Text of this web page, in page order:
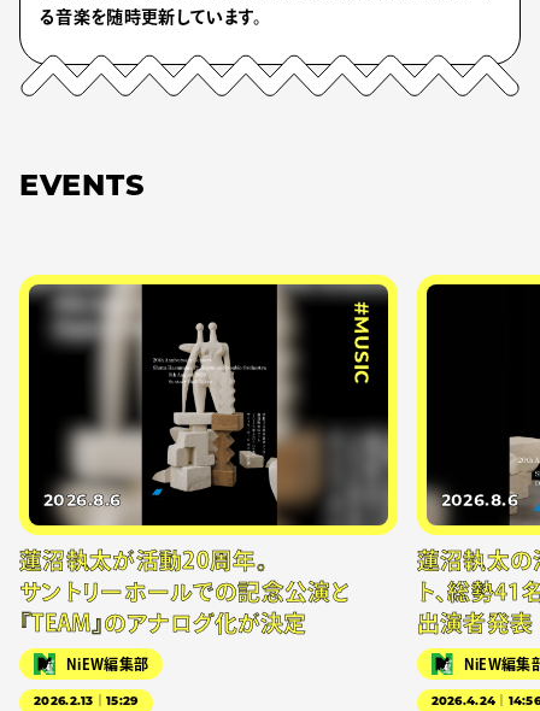
る音楽を随時更新しています。
EVENTS
#MUSIC
2026.8.6
蓮沼執太が活動20周年。
サントリーホールでの記念公演と
『TEAM』のアナログ化が決定
NiEW編集部
2026.2.13｜15:29
2026.8.6
蓮沼執太の
ト、総勢41
出演者発表
NiEW編集
2026.4.24｜